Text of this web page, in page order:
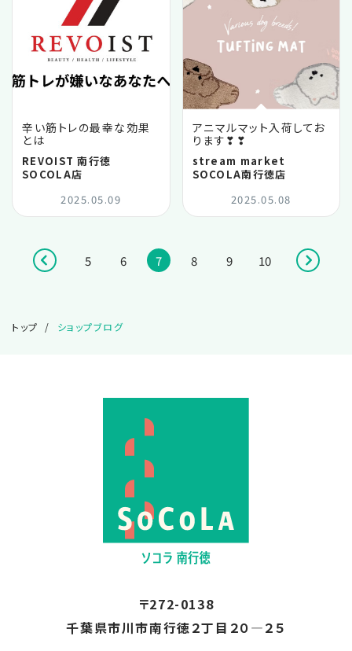
辛い筋トレの最幸な効果
とは
REVOIST 南行徳
SOCOLA店
2025.05.09
アニマルマット入荷してお
ります❣❣
stream market
SOCOLA南行徳店
2025.05.08
5 6 7 8 9 10
トップ ショップブログ
〒272-0138
千葉県市川市南行徳２丁目２０―２５